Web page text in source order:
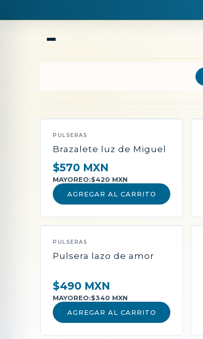
QUEDAN POCAS PIEZAS
PULSERAS
Brazalete luz de Miguel
$570 MXN
MAYOREO:$420 MXN
AGREGAR AL CARRITO
PULSERAS
Pulsera lazo de amor
$490 MXN
MAYOREO:$340 MXN
AGREGAR AL CARRITO